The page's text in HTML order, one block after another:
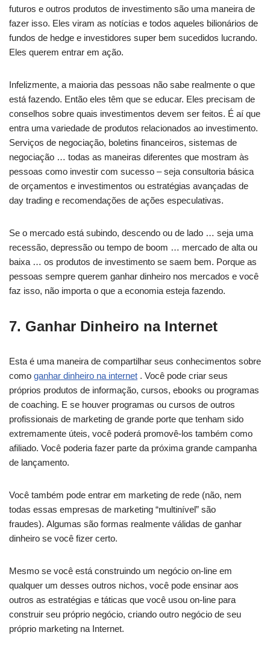
futuros e outros produtos de investimento são uma maneira de
fazer isso. Eles viram as notícias e todos aqueles bilionários de
fundos de hedge e investidores super bem sucedidos lucrando.
Eles querem entrar em ação.
Infelizmente, a maioria das pessoas não sabe realmente o que
está fazendo. Então eles têm que se educar. Eles precisam de
conselhos sobre quais investimentos devem ser feitos. É aí que
entra uma variedade de produtos relacionados ao investimento.
Serviços de negociação, boletins financeiros, sistemas de
negociação … todas as maneiras diferentes que mostram às
pessoas como investir com sucesso – seja consultoria básica
de orçamentos e investimentos ou estratégias avançadas de
day trading e recomendações de ações especulativas.
Se o mercado está subindo, descendo ou de lado … seja uma
recessão, depressão ou tempo de boom … mercado de alta ou
baixa … os produtos de investimento se saem bem. Porque as
pessoas sempre querem ganhar dinheiro nos mercados e você
faz isso, não importa o que a economia esteja fazendo.
7. Ganhar Dinheiro na Internet
Esta é uma maneira de compartilhar seus conhecimentos sobre
como ganhar dinheiro na internet . Você pode criar seus
próprios produtos de informação, cursos, ebooks ou programas
de coaching. E se houver programas ou cursos de outros
profissionais de marketing de grande porte que tenham sido
extremamente úteis, você poderá promovê-los também como
afiliado. Você poderia fazer parte da próxima grande campanha
de lançamento.
Você também pode entrar em marketing de rede (não, nem
todas essas empresas de marketing “multinível” são
fraudes). Algumas são formas realmente válidas de ganhar
dinheiro se você fizer certo.
Mesmo se você está construindo um negócio on-line em
qualquer um desses outros nichos, você pode ensinar aos
outros as estratégias e táticas que você usou on-line para
construir seu próprio negócio, criando outro negócio de seu
próprio marketing na Internet.